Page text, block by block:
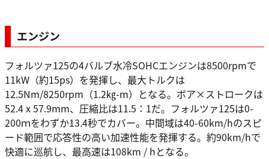
エンジン
フォルツァ125の4バルブ水冷SOHCエンジンは8500rpmで
11kW（約15ps）を発揮し、最大トルクは
12.5Nm/8250rpm（1.2㎏-m）となる。ボア×ストロークは
52.4 x 57.9mm、圧縮比は11.5：1だ。フォルツァ125は0-
200ｍをわずか13.4秒でカバー。中間域は40-60km/hのスピ
ード範囲で応答性の高い加速性能を発揮する。約90km/hで
快適に巡航し、最高速は108km / hとなる。